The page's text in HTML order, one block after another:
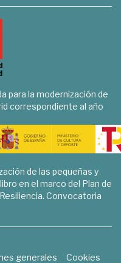
para la modernización de
correspondiente al año
de las pequeñas y
en el marco del Plan de
Convocatoria
generales
Cookies